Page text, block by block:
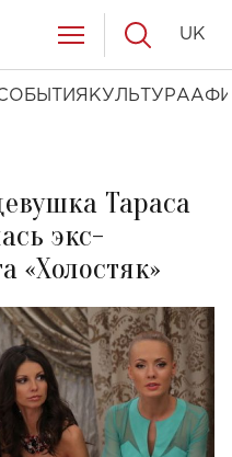
КУЛЬТУРА
UK
Тараса
экс-
«Холостяк»